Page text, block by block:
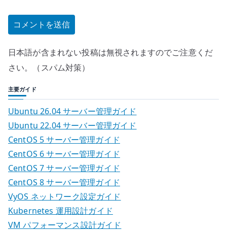
日本語が含まれない投稿は無視されますのでご注意くだ
さい。（スパム対策）
主要ガイド
Ubuntu 26.04 サーバー管理ガイド
Ubuntu 22.04 サーバー管理ガイド
CentOS 5 サーバー管理ガイド
CentOS 6 サーバー管理ガイド
CentOS 7 サーバー管理ガイド
CentOS 8 サーバー管理ガイド
VyOS ネットワーク設定ガイド
Kubernetes 運用設計ガイド
VM パフォーマンス設計ガイド